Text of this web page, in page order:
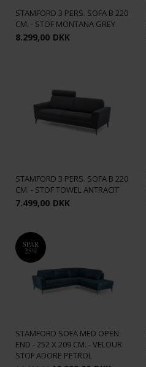
STAMFORD 3 PERS. SOFA B 220
CM. - STOF MONTANA GREY
8.299,00 DKK
STAMFORD 3 PERS. SOFA B 220
CM. - STOF TOWEL ANTRACIT
7.499,00 DKK
SPAR
25%
STAMFORD SOFA MED OPEN
END - 252 X 209 CM. - VELOUR
STOF ADORE PETROL